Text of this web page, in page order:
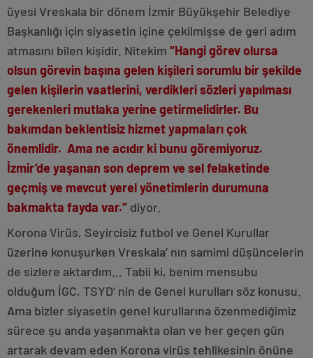
üyesi Vreskala bir dönem İzmir Büyükşehir Belediye
Başkanlığı için siyasetin içine çekilmişse de geri adım
atmasını bilen kişidir. Nitekim “Hangi görev olursa
olsun görevin başına gelen kişileri sorumlu bir şekilde
gelen kişilerin vaatlerini, verdikleri sözleri yapılması
gerekenleri mutlaka yerine getirmelidirler. Bu
bakımdan beklentisiz hizmet yapmaları çok
önemlidir. Ama ne acıdır ki bunu göremiyoruz.
İzmir’de yaşanan son deprem ve sel felaketinde
geçmiş ve mevcut yerel yönetimlerin durumuna
bakmakta fayda var.” diyor.
Korona Virüs, Seyircisiz futbol ve Genel Kurullar
üzerine konuşurken Vreskala’ nın samimi düşüncelerin
de sizlere aktardım… Tabii ki, benim mensubu
olduğum İGC, TSYD‘ nin de Genel kurulları söz konusu.
Ama bizler siyasetin genel kurullarına özenmediğimiz
sürece şu anda yaşanmakta olan ve her geçen gün
artarak devam eden Korona virüs tehlikesinin önüne